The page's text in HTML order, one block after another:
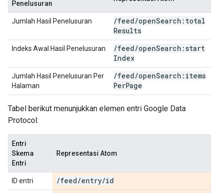
Penelusuran
Jumlah Hasil Penelusuran /feed/openSearch:total
Results
Indeks Awal Hasil Penelusuran /feed/openSearch:start
Index
Jumlah Hasil Penelusuran Per
Halaman
/feed/openSearch:items
PerPage
Tabel berikut menunjukkan elemen entri Google Data
Protocol:
Entri
Skema
Entri
Representasi Atom
ID entri /feed/entry/id